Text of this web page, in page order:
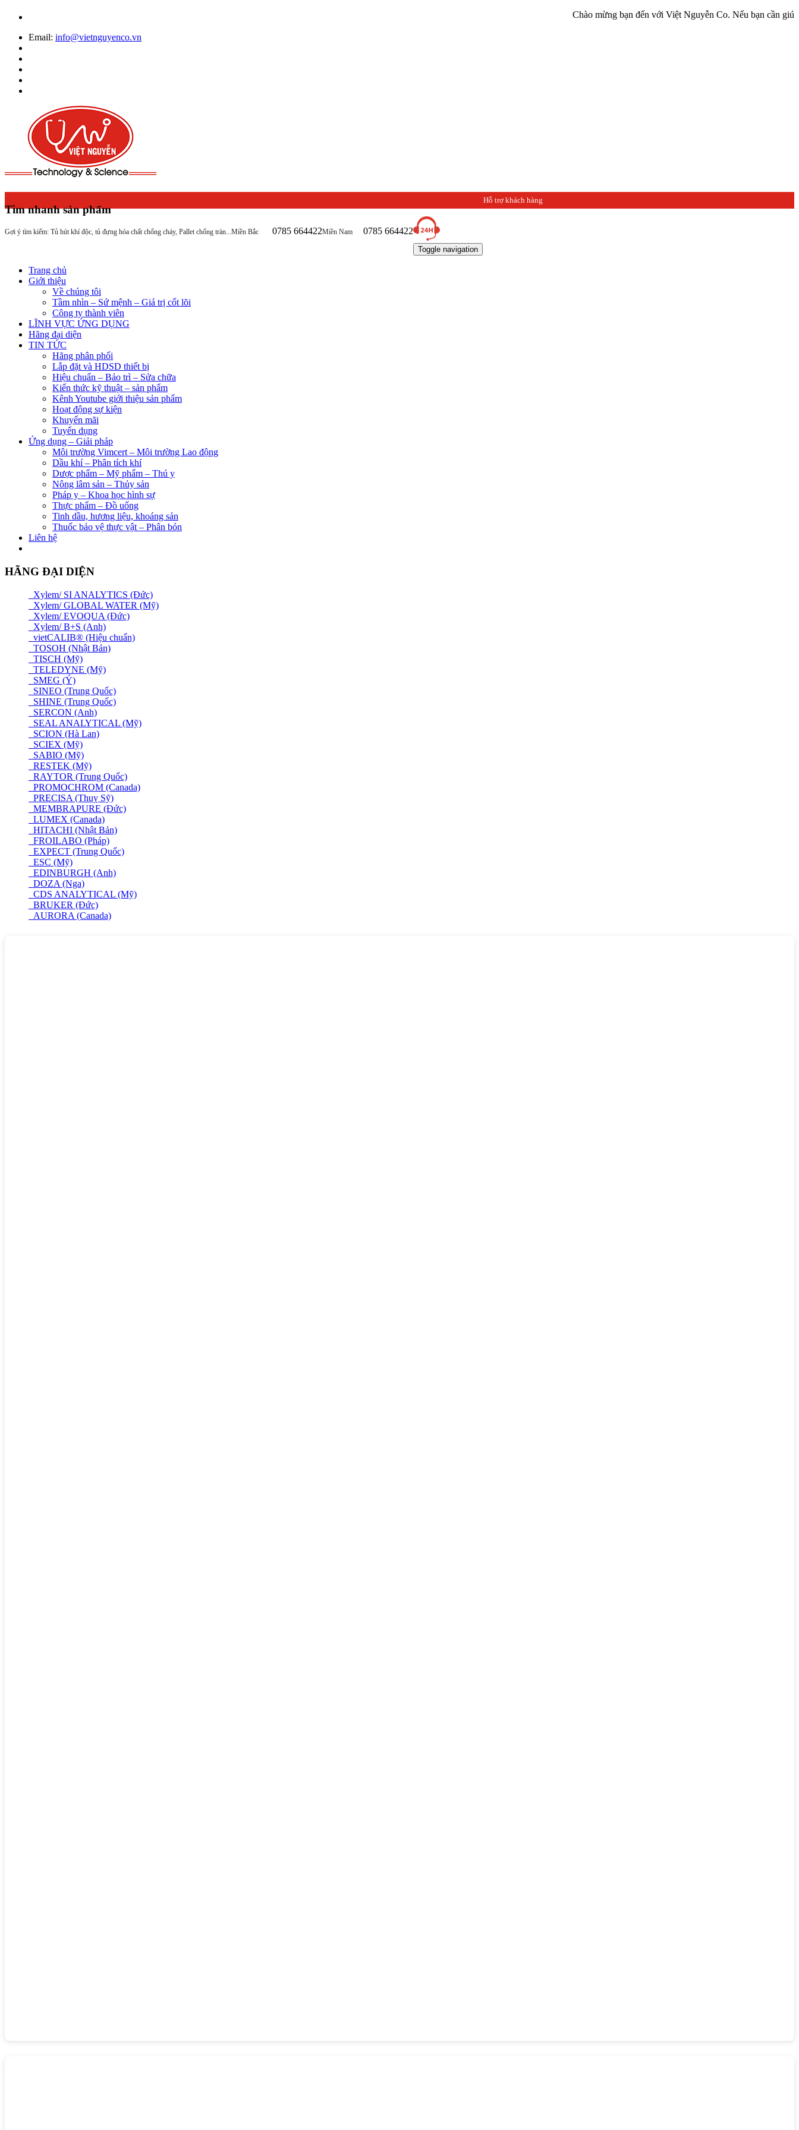
Chào mừng bạn đến với Việt Nguyễn Co. Nếu bạn cần giúp đỡ
Email: info@vietnguyenco.vn
Tìm nhanh sản phẩm
Gợi ý tìm kiếm: Tủ hút khí độc, tủ đựng hóa chất chống cháy, Pallet chống tràn...
Hỗ trợ khách hàng
Miền Bắc 0785 664422Miền Nam 0785 664422
Toggle navigation
Trang chủ
Giới thiệu
Về chúng tôi
Tầm nhìn – Sứ mệnh – Giá trị cốt lõi
Công ty thành viên
LĨNH VỰC ỨNG DỤNG
Hãng đại diện
TIN TỨC
Hãng phân phối
Lắp đặt và HDSD thiết bị
Hiệu chuẩn – Bảo trì – Sửa chữa
Kiến thức kỹ thuật – sản phẩm
Kênh Youtube giới thiệu sản phẩm
Hoạt động sự kiện
Khuyến mãi
Tuyển dụng
Ứng dụng – Giải pháp
Môi trường Vimcert – Môi trường Lao động
Dầu khí – Phân tích khí
Dược phẩm – Mỹ phẩm – Thú y
Nông lâm sản – Thủy sản
Pháp y – Khoa học hình sự
Thực phẩm – Đồ uống
Tinh dầu, hương liệu, khoáng sản
Thuốc bảo vệ thực vật – Phân bón
Liên hệ
HÃNG ĐẠI DIỆN
Xylem/ SI ANALYTICS (Đức)
Xylem/ GLOBAL WATER (Mỹ)
Xylem/ EVOQUA (Đức)
Xylem/ B+S (Anh)
vietCALIB® (Hiệu chuẩn)
TOSOH (Nhật Bản)
TISCH (Mỹ)
TELEDYNE (Mỹ)
SMEG (Ý)
SINEO (Trung Quốc)
SHINE (Trung Quốc)
SERCON (Anh)
SEAL ANALYTICAL (Mỹ)
SCION (Hà Lan)
SCIEX (Mỹ)
SABIO (Mỹ)
RESTEK (Mỹ)
RAYTOR (Trung Quốc)
PROMOCHROM (Canada)
PRECISA (Thuỵ Sỹ)
MEMBRAPURE (Đức)
LUMEX (Canada)
HITACHI (Nhật Bản)
FROILABO (Pháp)
EXPECT (Trung Quốc)
ESC (Mỹ)
EDINBURGH (Anh)
DOZA (Nga)
CDS ANALYTICAL (Mỹ)
BRUKER (Đức)
AURORA (Canada)